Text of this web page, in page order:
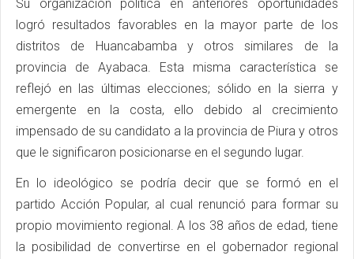
Su organización política en anteriores oportunidades
logró resultados favorables en la mayor parte de los
distritos de Huancabamba y otros similares de la
provincia de Ayabaca. Esta misma característica se
reflejó en las últimas elecciones; sólido en la sierra y
emergente en la costa, ello debido al crecimiento
impensado de su candidato a la provincia de Piura y otros
que le significaron posicionarse en el segundo lugar.
En lo ideológico se podría decir que se formó en el
partido Acción Popular, al cual renunció para formar su
propio movimiento regional. A los 38 años de edad, tiene
la posibilidad de convertirse en el gobernador regional